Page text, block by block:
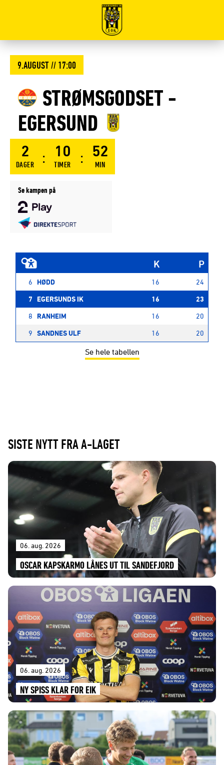
eikfotball.no
9.AUGUST // 17:00
STRØMSGODSET -
EGERSUND
2
DAGER
10
TIMER
52
MIN
Se kampen på
K P
6 HØDD 16
24
7 EGERSUNDS IK 16
23
8 RANHEIM 16
20
9 SANDNES ULF 16 20
Se hele tabellen
SISTE NYTT FRA A-LAGET
06. aug. 2026
OSCAR KAPSKARMO LÅNES UT TIL SANDEFJORD
06. aug. 2026
NY SPISS KLAR FOR EIK